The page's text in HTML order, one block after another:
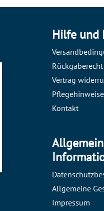
Hilfe und
Rückgaberecht
Vertrag
Pflegehinweise
Kontakt
Allgemeine
Impressum